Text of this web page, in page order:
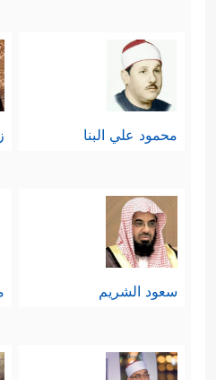
محمود علي البنا
سعود الشريم